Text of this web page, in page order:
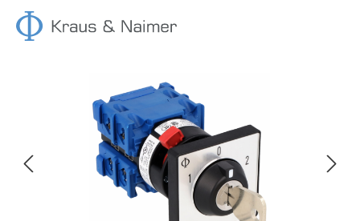
Bildergalerie überspringen